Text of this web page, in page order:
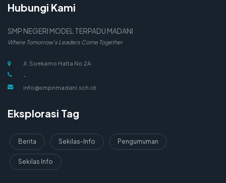
Hubungi Kami
SMP NEGERI MODEL TERPADU MADANI
Where Tomorrow's Leaders Come Together
Jl. Soekarno Hatta No.2A
-
info@smpnmadani.sch.id
Eksplorasi Tag
Berita Sekilas-Info Pengumuman
Sekilas Info